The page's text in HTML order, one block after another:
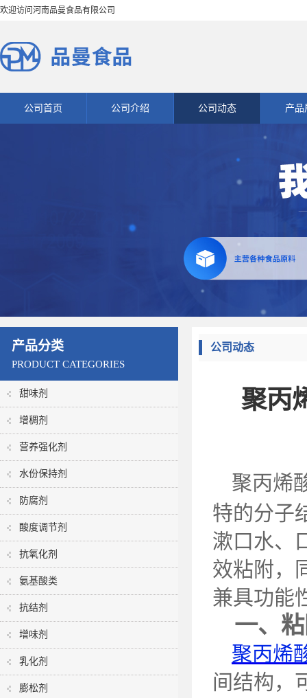
欢迎访问河南品曼食品有限公司
公司首页 公司介绍 公司动态 产品
产品分类
PRODUCT CATEGORIES
甜味剂
增稠剂
营养强化剂
水份保持剂
防腐剂
酸度调节剂
抗氧化剂
氨基酸类
抗结剂
增味剂
乳化剂
膨松剂
公司动态
聚丙
聚丙烯
特的分子
漱口水、
效粘附，
兼具功能
一、
聚丙烯
间结构，